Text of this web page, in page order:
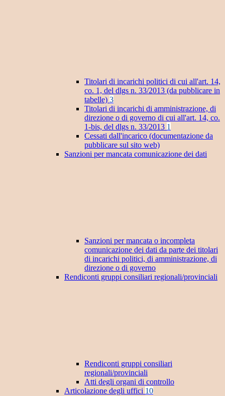
Titolari di incarichi politici di cui all'art. 14,
co. 1, del dlgs n. 33/2013 (da pubblicare in
tabelle) 3
Titolari di incarichi di amministrazione, di
direzione o di governo di cui all'art. 14, co.
1-bis, del dlgs n. 33/2013 1
Cessati dall'incarico (documentazione da
pubblicare sul sito web)
Sanzioni per mancata comunicazione dei dati
Sanzioni per mancata o incompleta
comunicazione dei dati da parte dei titolari
di incarichi politici, di amministrazione, di
direzione o di governo
Rendiconti gruppi consiliari regionali/provinciali
Rendiconti gruppi consiliari
regionali/provinciali
Atti degli organi di controllo
Articolazione degli uffici 10